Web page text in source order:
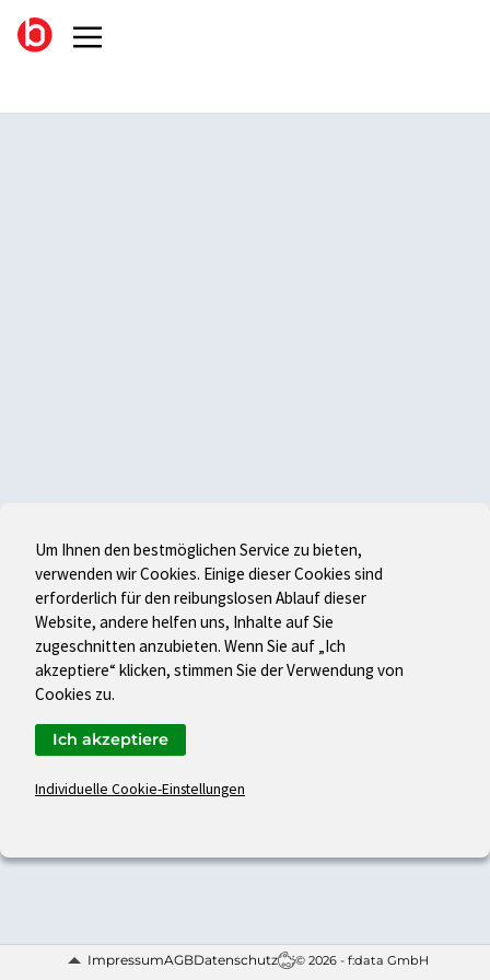
ImpressumAGBDatenschutz © 2026 - f:data GmbH
Um Ihnen den bestmöglichen Service zu bieten,
verwenden wir Cookies. Einige dieser Cookies sind
erforderlich für den reibungslosen Ablauf dieser
Website, andere helfen uns, Inhalte auf Sie
zugeschnitten anzubieten. Wenn Sie auf „Ich
akzeptiere“ klicken, stimmen Sie der Verwendung von
Cookies zu.
Individuelle Cookie-Einstellungen
Ich akzeptiere